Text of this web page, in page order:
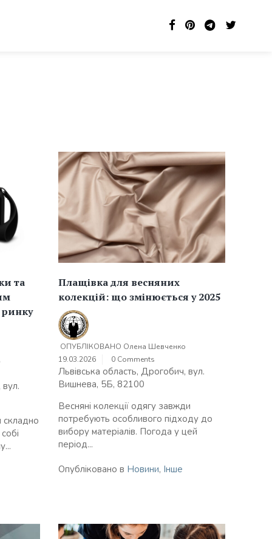
та
ринку
складно
Плащівка для весняних
колекцій: що змінюється у 2025
ОПУБЛІКОВАНО Олена Шевченко
19.03.2026
0 Comments
Львівська область, Дрогобич, вул.
Вишнева, 5Б, 82100
Весняні колекції одягу завжди
потребують особливого підходу до
вибору матеріалів. Погода у цей
період...
Опубліковано в Новини, Інше